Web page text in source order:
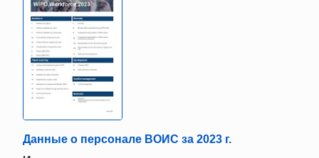
Данные о персонале ВОИС за 2023 г.